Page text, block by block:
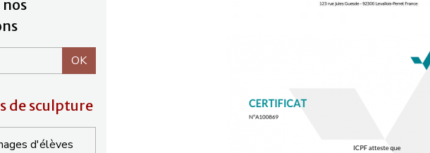
OK
de sculpture
d'élèves